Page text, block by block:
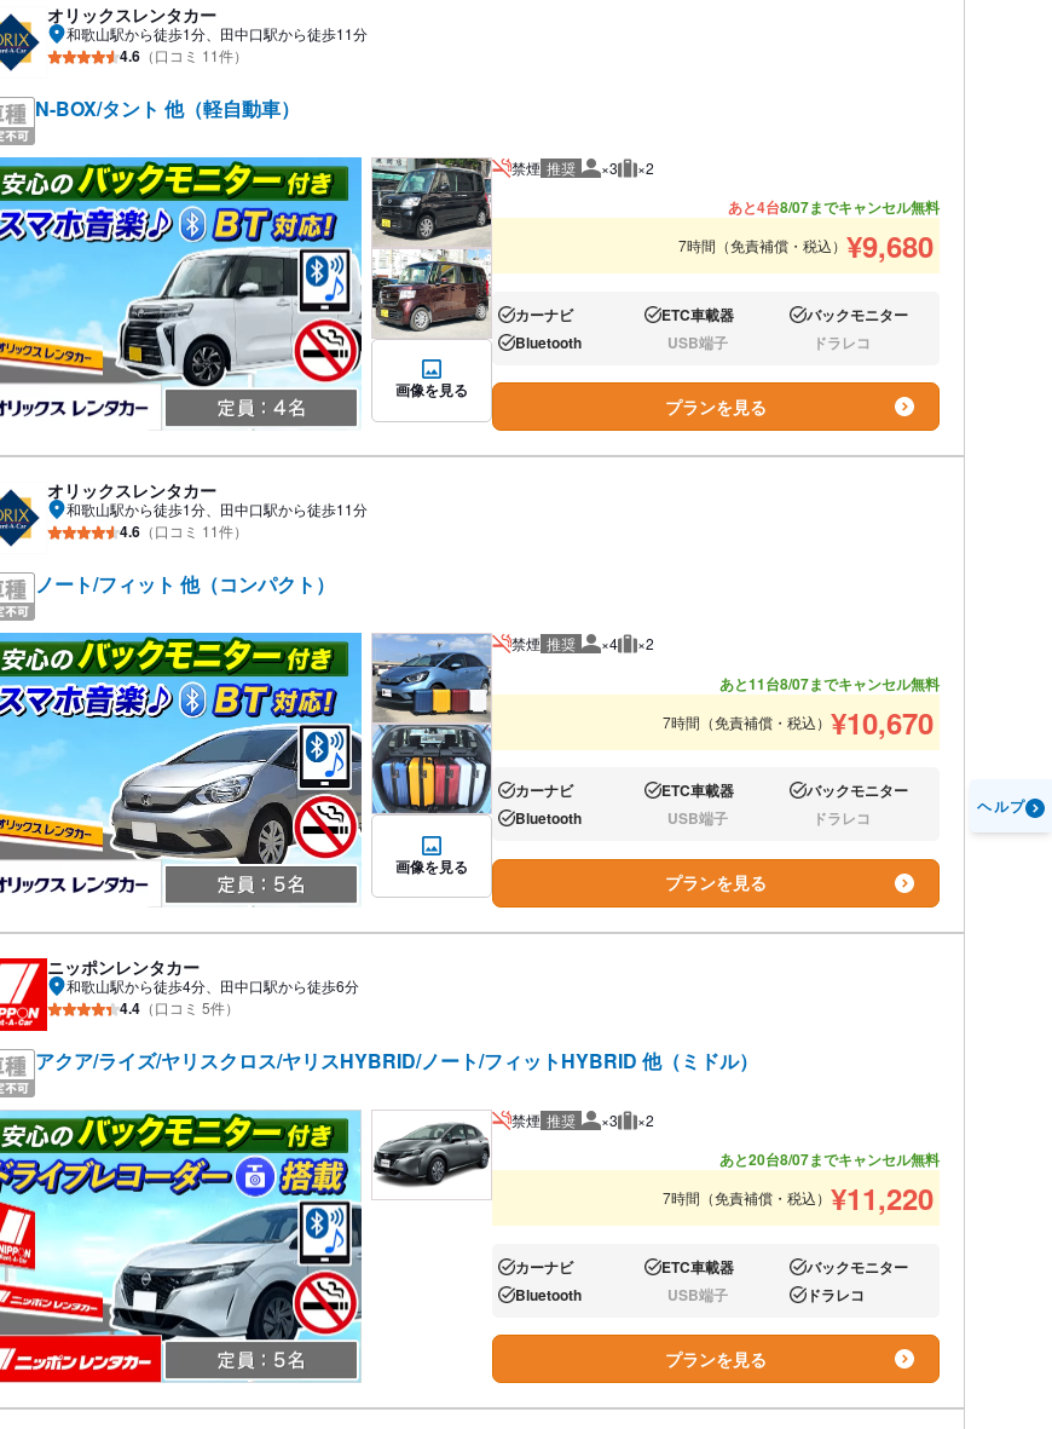
オリックスレンタカー
和歌山駅から徒歩1分、田中口駅から徒歩11分
4.6 （口コミ 11件）
N-BOX/タント 他（軽自動車）
画像を見る
禁煙 推奨 推奨人数
×3 推奨荷物
×2
あと4台8/07までキャンセル無料
7時間（免責補償・税込） ¥9,680
あり:カーナビ あり:ETC車載器 あり:バックモニター
あり:Bluetooth なし:USB端子 なし:ドラレコ
プランを見る
オリックスレンタカー
和歌山駅から徒歩1分、田中口駅から徒歩11分
4.6 （口コミ 11件）
ノート/フィット 他（コンパクト）
画像を見る
禁煙 推奨 推奨人数
×4 推奨荷物
×2
あと11台8/07までキャンセル無料
7時間（免責補償・税込） ¥10,670
あり:カーナビ あり:ETC車載器 あり:バックモニター
あり:Bluetooth なし:USB端子 なし:ドラレコ
プランを見る
ニッポンレンタカー
和歌山駅から徒歩4分、田中口駅から徒歩6分
4.4 （口コミ 5件）
アクア/ライズ/ヤリスクロス/ヤリスHYBRID/ノート/フィットHYBRID 他（ミドル）
禁煙 推奨 推奨人数
×3 推奨荷物
×2
あと20台8/07までキャンセル無料
7時間（免責補償・税込） ¥11,220
あり:カーナビ あり:ETC車載器 あり:バックモニター
あり:Bluetooth なし:USB端子 あり:ドラレコ
プランを見る
ヘルプ